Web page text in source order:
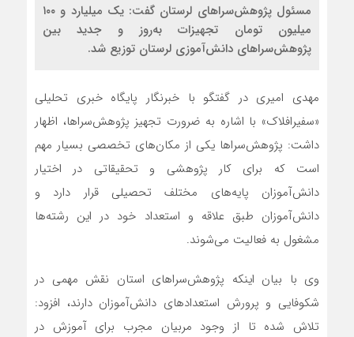
مسئول پژوهش‌سراهای لرستان گفت: یک میلیارد و ۱۰۰
میلیون تومان تجهیزات به‌روز و جدید بین
پژوهش‌سراهای دانش‌آموزی لرستان توزیع شد.
مهدی امیری در گفتگو با خبرنگار پایگاه خبری تحلیلی
«سفیرافلاک» با اشاره به ضرورت تجهیز پژوهش‌سراها، اظهار
داشت: پژوهش‌سراها یکی از مکان‌های تخصصی بسیار مهم
است که برای کار پژوهشی و تحقیقاتی در اختیار
دانش‌آموزان پایه‌های مختلف تحصیلی قرار دارد و
دانش‌آموزان طبق علاقه و استعداد خود در این رشته‌ها
مشغول به فعالیت می‌شوند.
وی با بیان اینکه پژوهش‌سراهای استان نقش مهمی در
شکوفایی و پرورش استعدادهای دانش‌آموزان دارند، افزود:
تلاش شده تا از وجود مربیان مجرب برای آموزش در